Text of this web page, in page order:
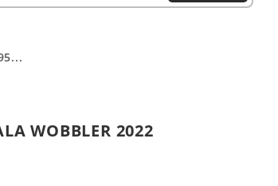
WOBBLER 2022